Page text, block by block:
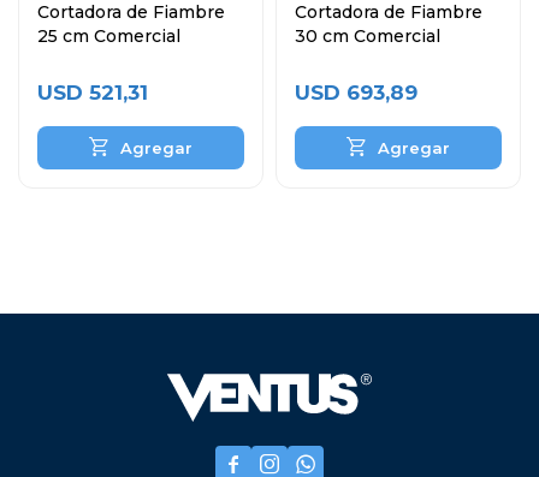
Cortadora de Fiambre
25 cm Comercial
USD 521,31
Cortadora de Fiambre
30 cm Comercial
USD 693,89
  